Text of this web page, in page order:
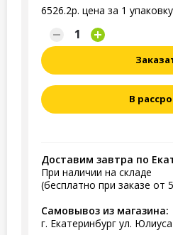
6526.2р. цена за 1 упаковку
В
Доставим завтра по
При наличии на складе
(бесплатно при заказе от
Самовывоз из магазина:
г. Екатеринбург ул.